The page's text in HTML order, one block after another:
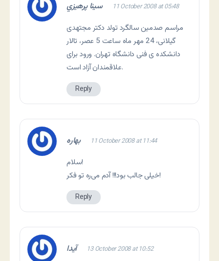
سينا پرهيزي 11 October 2008 at 05:48
مراسم صدمین سالگرد تولد دکتر مجتهدی
گیلانی، 24 مهر ماه ساعت 5 عصر، تالار
دانشکده ی فنی دانشگاه تهران. ورود برای
علاقمندان آزاد است.
Reply
بهاره 11 October 2008 at 11:44
سلام!
خیلی جالب بود!!! آدم می‌ره تو فکر!
Reply
آیدا 13 October 2008 at 10:52